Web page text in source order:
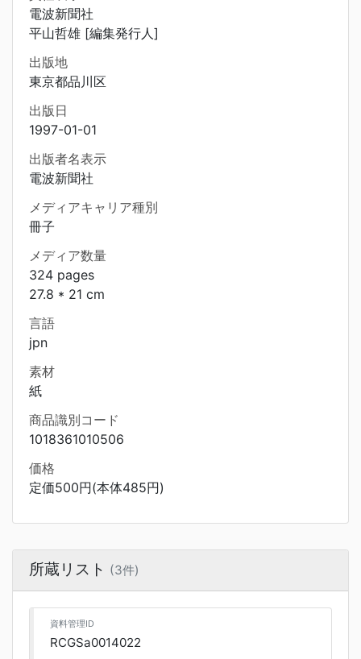
電波新聞社
平山哲雄 [編集発行人]
出版地
東京都品川区
出版日
1997-01-01
出版者名表示
電波新聞社
メディアキャリア種別
冊子
メディア数量
324 pages
27.8 * 21 cm
言語
jpn
素材
紙
商品識別コード
1018361010506
価格
定価500円(本体485円)
所蔵リスト (3件)
資料管理ID
RCGSa0014022